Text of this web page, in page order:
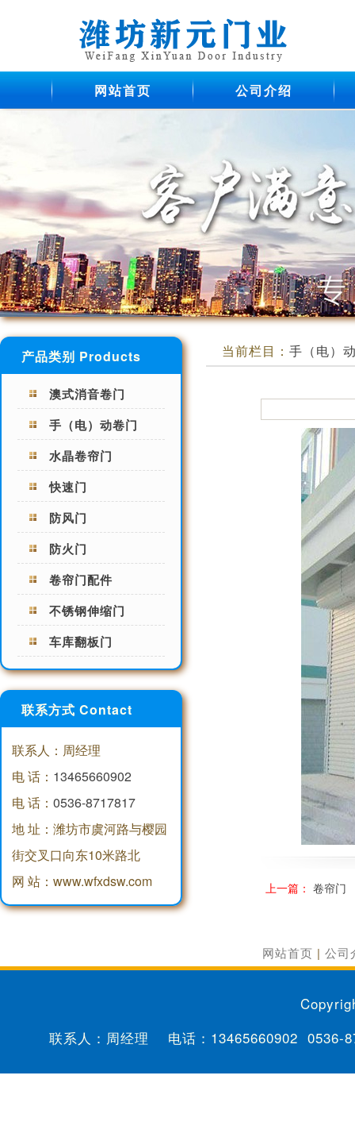
网站首页 公司介绍
产品类别 Products
澳式消音卷门
手（电）动卷门
水晶卷帘门
快速门
防风门
防火门
卷帘门配件
不锈钢伸缩门
车库翻板门
联系方式 Contact
联系人：周经理
电 话： 13465660902
电 话： 0536-8717817
地 址：潍坊市虞河路与樱园
街交叉口向东10米路北
网 站：www.wfxdsw.com
当前栏目： 手（电）
上一篇： 卷帘门
网站首页 | 公司
联系人：周经理 电话： 13465660902 0536-